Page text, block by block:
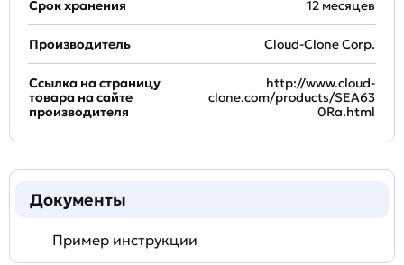
Срок хранения 12 месяцев
Производитель Cloud-Clone Corp.
Ссылка на страницу
товара на сайте
производителя
http://www.cloud-
clone.com/products/SEA63
0Ra.html
Документы
Пример инструкции